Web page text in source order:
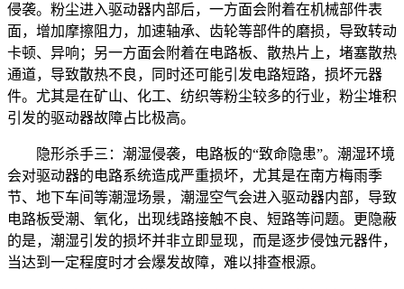
侵袭。粉尘进入驱动器内部后，一方面会附着在机械部件表
面，增加摩擦阻力，加速轴承、齿轮等部件的磨损，导致转动
卡顿、异响；另一方面会附着在电路板、散热片上，堵塞散热
通道，导致散热不良，同时还可能引发电路短路，损坏元器
件。尤其是在矿山、化工、纺织等粉尘较多的行业，粉尘堆积
引发的驱动器故障占比极高。
隐形杀手三：潮湿侵袭，电路板的“致命隐患”。潮湿环境
会对驱动器的电路系统造成严重损坏，尤其是在南方梅雨季
节、地下车间等潮湿场景，潮湿空气会进入驱动器内部，导致
电路板受潮、氧化，出现线路接触不良、短路等问题。更隐蔽
的是，潮湿引发的损坏并非立即显现，而是逐步侵蚀元器件，
当达到一定程度时才会爆发故障，难以排查根源。